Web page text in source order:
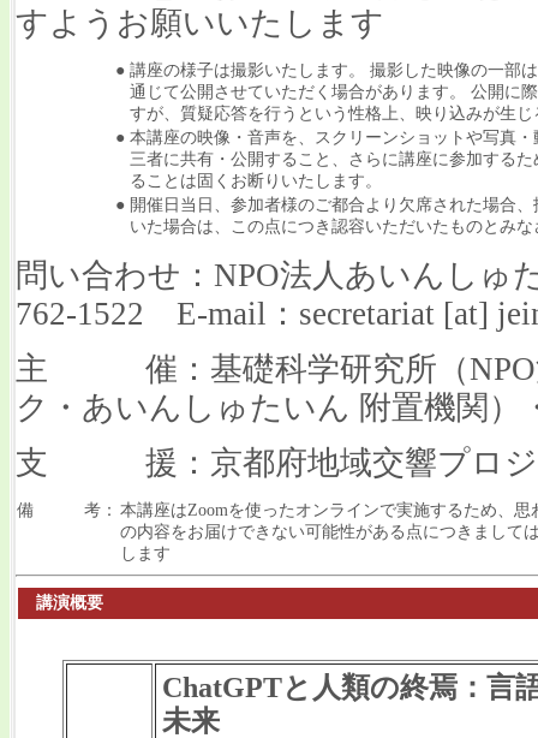
すようお願いいたします
● 講座の様子は撮影いたします。 撮影した映像の一部
通じて公開させていただく場合があります。 公開に
すが、質疑応答を行うという性格上、映り込みが生
● 本講座の映像・音声を、スクリーンショットや写真
三者に共有・公開すること、さらに講座に参加する
ることは固くお断りいたします。
● 開催日当日、参加者様のご都合より欠席された場合
いた場合は、この点につき認容いただいたものとみ
問い合わせ：NPO法人あいんし
762-1522 E-mail：secretariat [at]
主 催：基礎科学研究所（NPO
ク・あいんしゅたいん 附置機関）
支 援：京都府地域交響プロジ
備 考： 本講座はZoomを使ったオンラインで実施するため、
の内容をお届けできない可能性がある点につきまして
します
講演概要
ChatGPTと人類の終焉：言
未来